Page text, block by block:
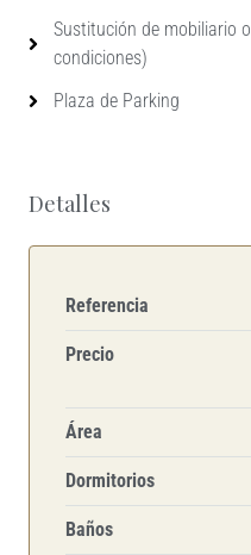
Sustitución de mobiliario
condiciones)
Plaza de Parking
Detalles
Referencia
Precio
Área
Dormitorios
Baños